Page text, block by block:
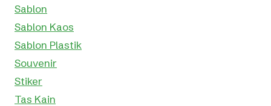
Sablon
Sablon Kaos
Sablon Plastik
Souvenir
Stiker
Tas Kain